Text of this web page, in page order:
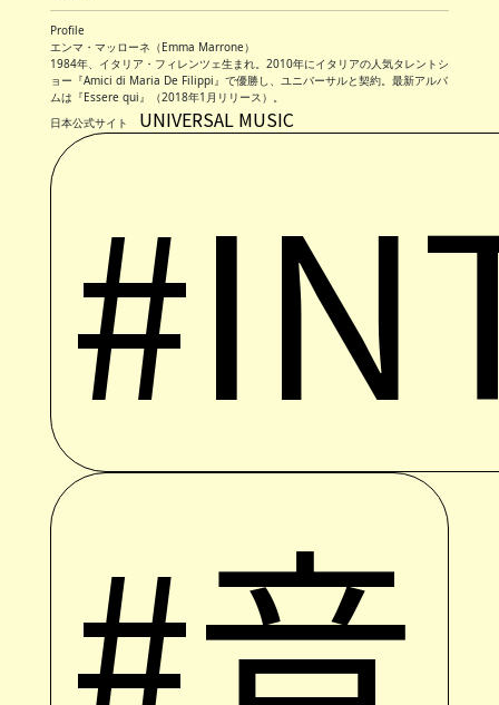
Profile
エンマ・マッローネ（Emma Marrone）
1984年、イタリア・フィレンツェ生まれ。2010年にイタリアの人気タレントシ
ョー『Amici di Maria De Filippi』で優勝し、ユニバーサルと契約。最新アルバ
ムは『Essere qui』（2018年1月リリース）。
日本公式サイト UNIVERSAL MUSIC